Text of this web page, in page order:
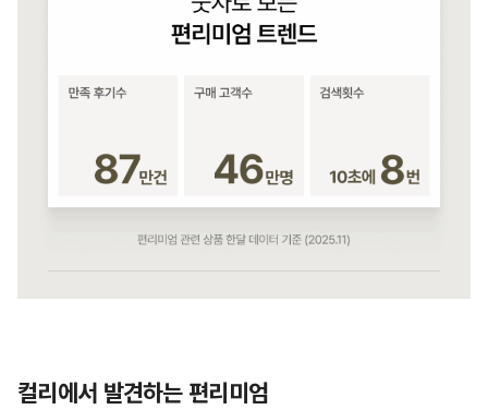
컬리에서 발견하는 편리미엄